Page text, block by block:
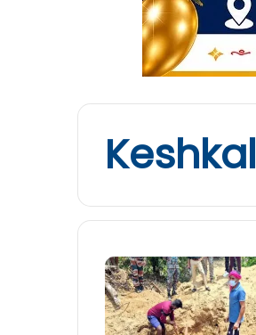
Keshkal